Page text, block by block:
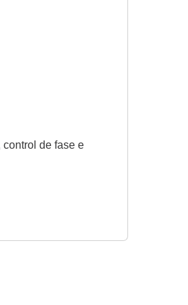
de fase e